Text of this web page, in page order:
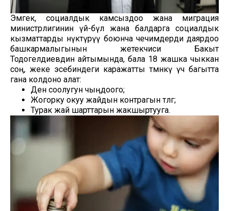
Эмгек, социалдык камсыздоо жана миграция
министрлигинин үй-бүлө жана балдарга социалдык
кызматтарды өнүктүрүү боюнча чечимдерди даярдоо
башкармалыгынын жетекчиси Бакыт
Тодогелдиевдин айтымында, бала 18 жашка чыккан
соң, жеке эсебиндеги каражатты төмөнкү үч багытта
гана колдоно алат:
Ден соолугун чыңдоого;
Жогорку окуу жайдын контрагын төлөөгө;
Турак жай шарттарын жакшыртууга.